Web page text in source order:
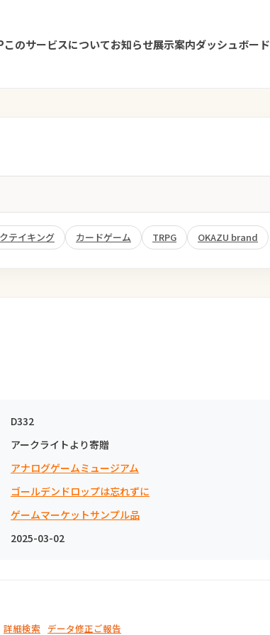
このサービスについてお知らせ展示案内ダッシュボード
テイキング カードゲーム TRPG OKAZU brand
D332
アークライトより寄贈
アナログゲームミュージアム
ゴールデンドロップは忘れずに
ゲームマーケットサンプル品
2025-03-02
詳細検索 データ修正ご報告